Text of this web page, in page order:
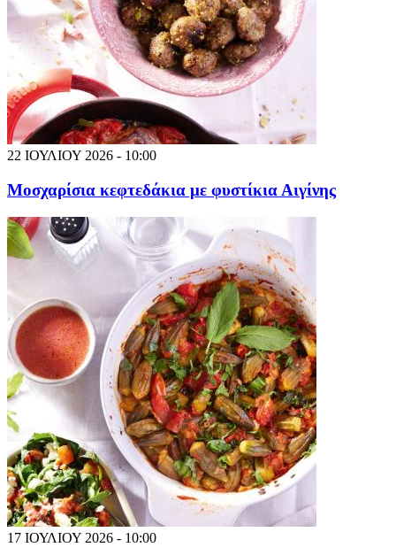
22 ΙΟΥΛΙΟΥ 2026 - 10:00
Μοσχαρίσια κεφτεδάκια με φυστίκια Αιγίνης
17 ΙΟΥΛΙΟΥ 2026 - 10:00